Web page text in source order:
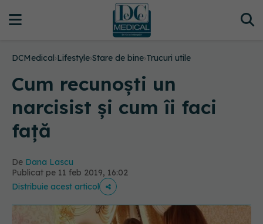
DCMedical›Lifestyle›Stare de bine›Trucuri utile
Cum recunoști un
narcisist și cum îi faci
față
De Dana Lascu
Publicat pe 11 feb 2019, 16:02
Distribuie acest articol